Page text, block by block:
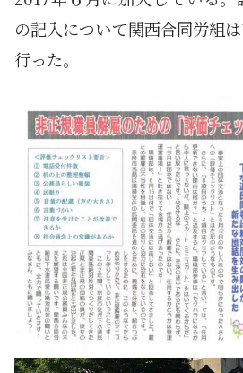
の記入について関西合同労組
行った。